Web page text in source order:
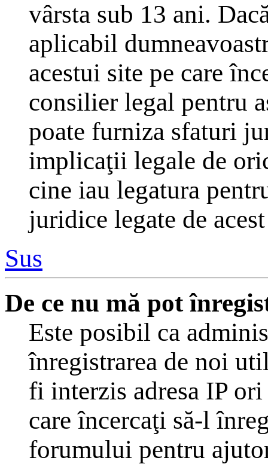
vârsta sub 13 ani.
aplicabil
acestui site pe care
consilier legal pentru
poate furniza sfaturi
implicaţii legale de
cine iau legatura
juridice legate de
Sus
De ce nu mă pot
Este posibil ca
înregistrarea de noi
fi interzis adresa IP
care încercaţi să-l
forumului pentru